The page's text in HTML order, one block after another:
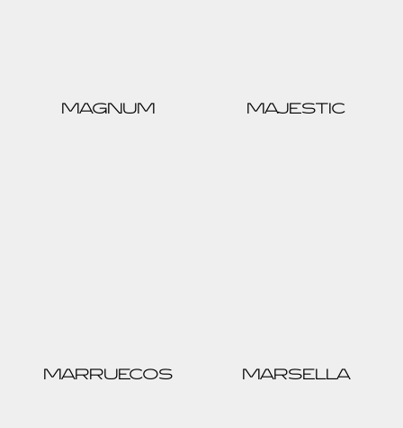
MAGNUM MAJESTIC
MARRUECOS MARSELLA